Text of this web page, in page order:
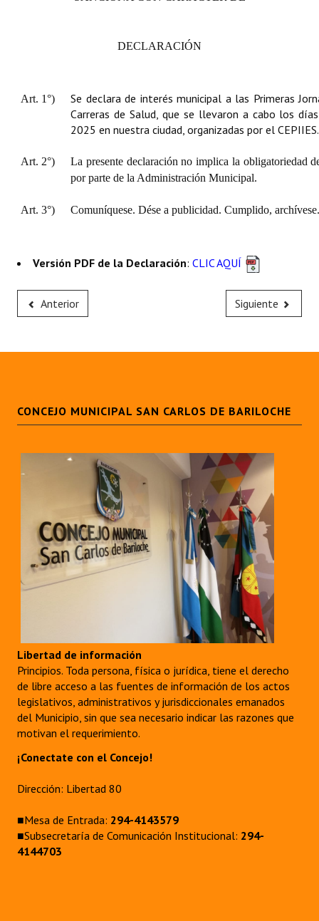
Antiguos Pobladores - Registro
Bariloche, Municipio intercultural
Entrega de distinciones
REFORMA DE LA CARTA ORGÁNICA
DECLARACIÓN
Art. 1°)
Se declara de interés municipal a las Primeras
Carreras de Salud, que se llevaron a cabo los
2025 en nuestra ciudad, organizadas por el CEPIIES.
Art. 2°)
La presente declaración no implica la obligatoriedad
por parte de la Administración Municipal.
Art. 3°) Comuníquese. Dése a publicidad. Cumplido, archívese.
Versión PDF de la Declaración: CLIC AQUÍ
Anterior Siguiente
CONCEJO MUNICIPAL SAN CARLOS DE BARILOCHE
Libertad de información
Principios. Toda persona, física o jurídica, tiene el derecho
de libre acceso a las fuentes de información de los actos
legislativos, administrativos y jurisdiccionales emanados
del Municipio, sin que sea necesario indicar las razones que
motivan el requerimiento.
¡Conectate con el Concejo!
Dirección: Libertad 80
■Mesa de Entrada: 294-4143579
■Subsecretaría de Comunicación Institucional: 294-
4144703